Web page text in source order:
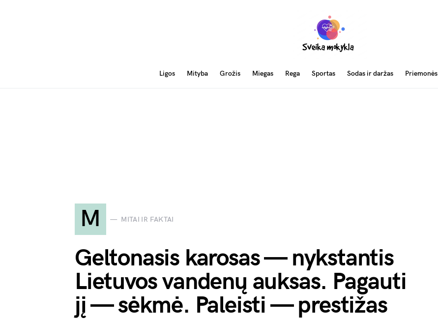
Ligos Mityba Grožis Miegas Rega Sportas Sodas ir daržas Priemonės
M MITAI IR FAKTAI
Geltonasis karosas — nykstantis
Lietuvos vandenų auksas. Pagauti
jį — sėkmė. Paleisti — prestižas